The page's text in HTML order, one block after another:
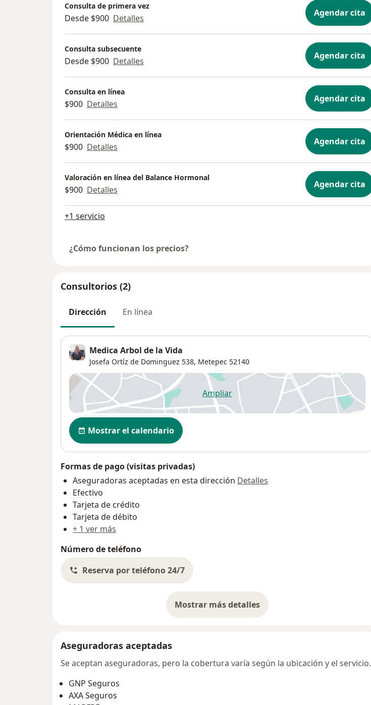
Consulta de primera vez
Desde $900 Detalles Agendar cita
Consulta subsecuente
Desde $900 Detalles Agendar cita
Consulta en línea
$900 Detalles Agendar cita
Orientación Médica en línea
$900 Detalles Agendar cita
Valoración en línea del Balance Hormonal
$900 Detalles Agendar cita
+1 servicio
¿Cómo funcionan los precios?
Consultorios (2)
Dirección En línea
Medica Arbol de la Vida
Josefa Ortíz de Dominguez 538, Metepec 52140
Ampliarse abre en una nueva pestaña
Disponibilidad
Mostrar el calendario
Formas de pago (visitas privadas)
Aseguradoras aceptadas en esta dirección Detalles
Efectivo
Tarjeta de crédito
Tarjeta de débito
+ 1 ver más
Número de teléfono
Reserva por teléfono 24/7
Mostrar más detalles
sobre la dirección
Aseguradoras aceptadas
Se aceptan aseguradoras, pero la cobertura varía según la ubicación y el servicio.
GNP Seguros
AXA Seguros